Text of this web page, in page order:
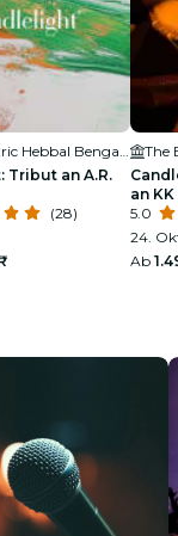
Tribut an A.R.
(28)
The
an
5.0
24.
Ab